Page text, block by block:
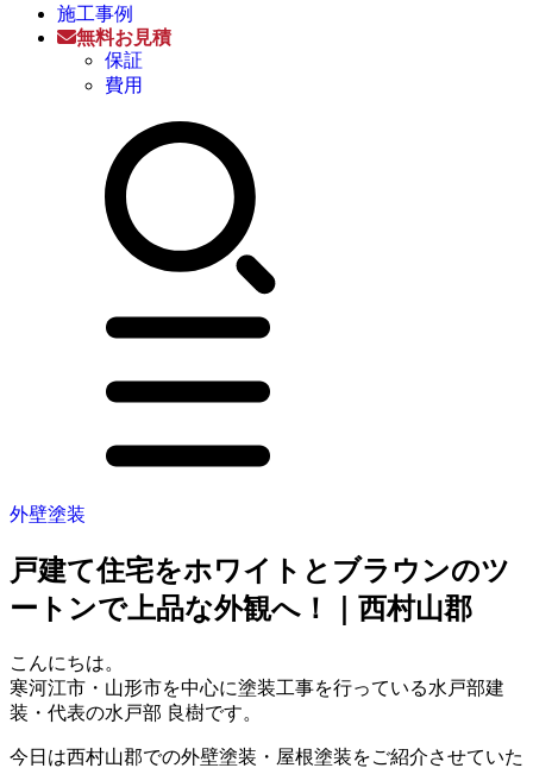
施工事例
無料お見積
保証
費用
外壁塗装
戸建て住宅をホワイトとブラウンのツ
ートンで上品な外観へ！｜西村山郡
こんにちは。
寒河江市・山形市を中心に塗装工事を行っている水戸部建
装・代表の水戸部 良樹です。
今日は西村山郡での外壁塗装・屋根塗装をご紹介させていた